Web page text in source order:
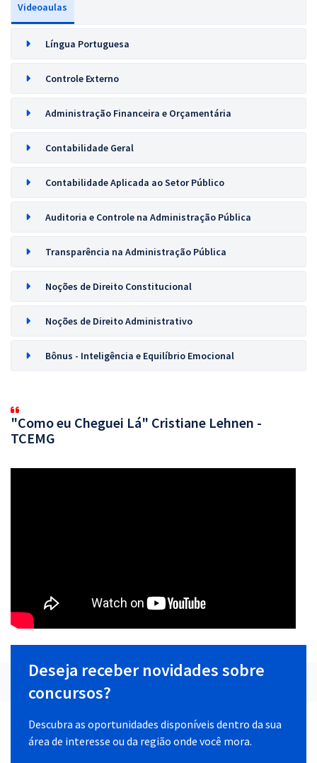
Videoaulas
Língua Portuguesa
Controle Externo
Administração Financeira e Orçamentária
Contabilidade Geral
Contabilidade Aplicada ao Setor Público
Auditoria e Controle na Administração Pública
Transparência na Administração Pública
Noções de Direito Constitucional
Noções de Direito Administrativo
Bônus - Inteligência e Equilíbrio Emocional
"Como eu Cheguei Lá" Cristiane Lehnen -
TCEMG
Deseja receber novidades sobre
concursos?
Descubra as oportunidades disponíveis dentro da sua
área de interesse ou da região onde você mora.